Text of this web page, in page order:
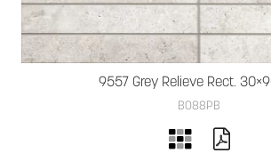
9557 Grey Relieve Rect.
B088PB